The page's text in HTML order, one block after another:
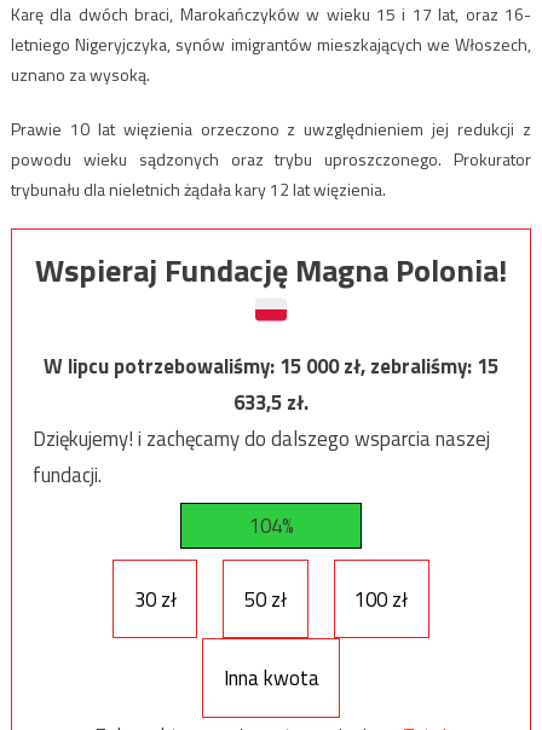
Karę dla dwóch braci, Marokańczyków w wieku 15 i 17 lat, oraz 16-
letniego Nigeryjczyka, synów imigrantów mieszkających we Włoszech,
uznano za wysoką.
Prawie 10 lat więzienia orzeczono z uwzględnieniem jej redukcji z
powodu wieku sądzonych oraz trybu uproszczonego. Prokurator
trybunału dla nieletnich żądała kary 12 lat więzienia.
Wspieraj Fundację Magna Polonia!
W lipcu potrzebowaliśmy:15 000zł, zebraliśmy:15
633,5zł.
Dziękujemy! i zachęcamy do dalszego wsparcia naszej
fundacji.
104%
30 zł 50 zł 100 zł
Inna kwota